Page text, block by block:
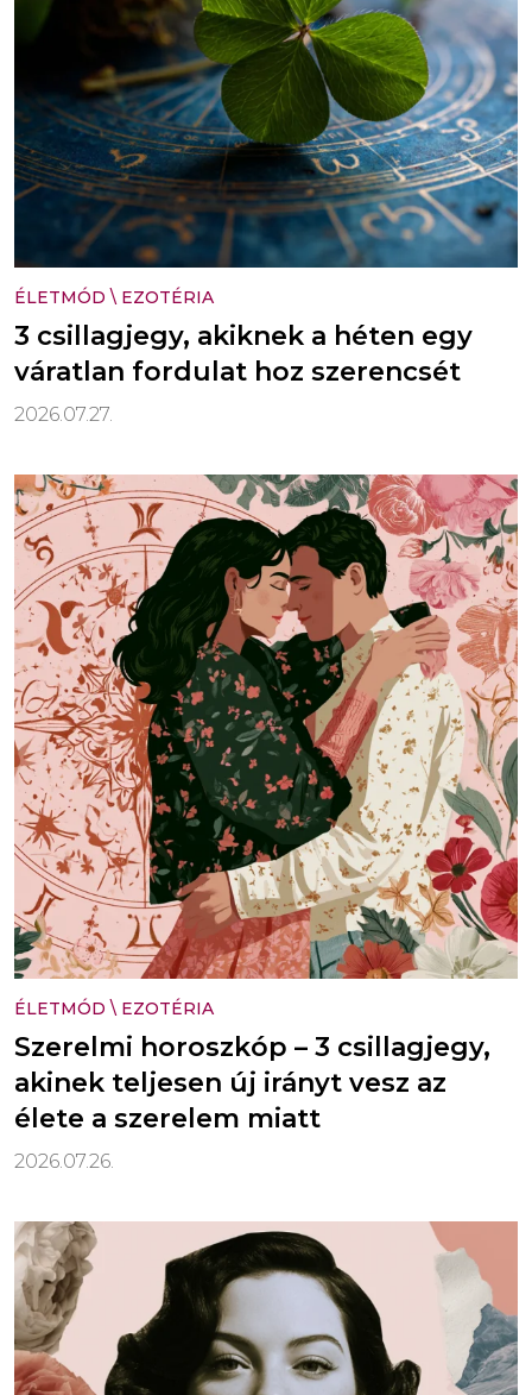
ÉLETMÓD \ EZOTÉRIA
3 csillagjegy, akiknek a héten egy
váratlan fordulat hoz szerencsét
2026.07.27.
ÉLETMÓD \ EZOTÉRIA
Szerelmi horoszkóp – 3 csillagjegy,
akinek teljesen új irányt vesz az
élete a szerelem miatt
2026.07.26.